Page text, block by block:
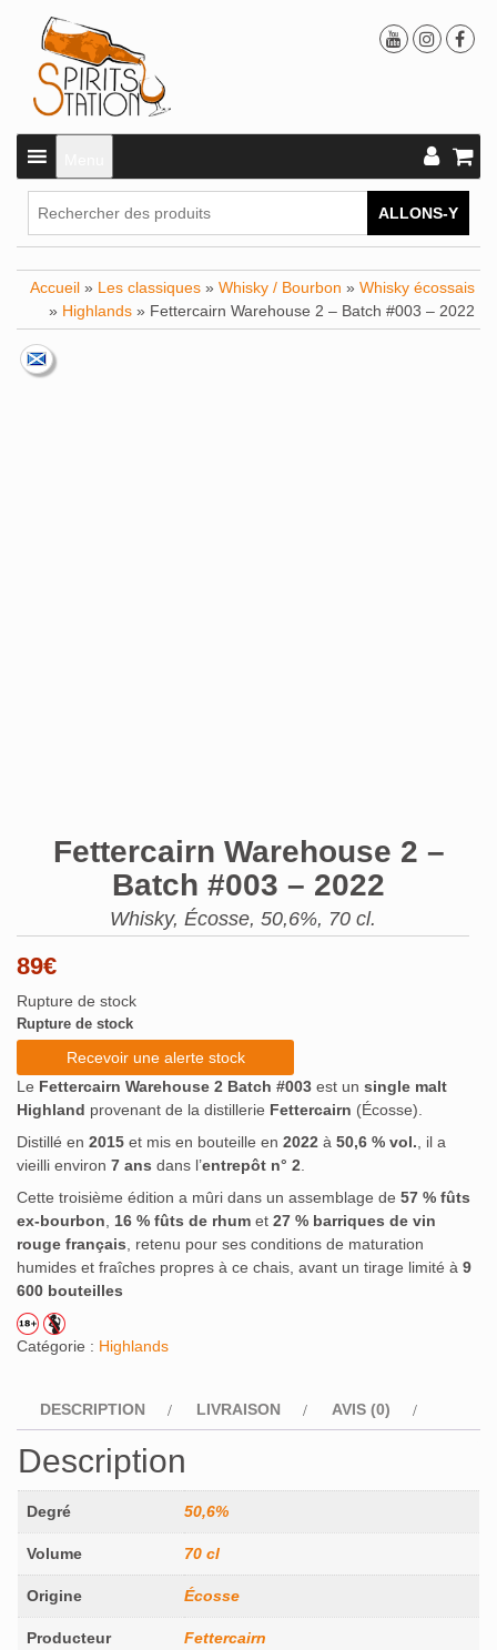
ALLONS-Y
Accueil » Les classiques » Whisky / Bourbon » Whisky écossais
» Highlands » Fettercairn Warehouse 2 – Batch #003 – 2022
Fettercairn Warehouse 2 –
Batch #003 – 2022
Whisky, Écosse, 50,6%, 70 cl.
89€
Rupture de stock
Rupture de stock
Recevoir une alerte stock
Le Fettercairn Warehouse 2 Batch #003 est un single malt
Highland provenant de la distillerie Fettercairn (Écosse).
Distillé en 2015 et mis en bouteille en 2022 à 50,6 % vol. , il a
vieilli environ 7 ans dans l’entrepôt n° 2
Cette troisième édition a mûri dans un assemblage de 57 % fûts
ex-bourbon
16 % fûts de rhum et 27 % barriques de vin
rouge français , retenu pour ses conditions de maturation
humides et fraîches propres à ce chais, avant un tirage limité à 9
600 bouteilles
Catégorie : Highlands
DESCRIPTION LIVRAISON AVIS (0)
Description
Degré 50,6%
Volume 70 cl
Origine Écosse
Producteur Fettercairn